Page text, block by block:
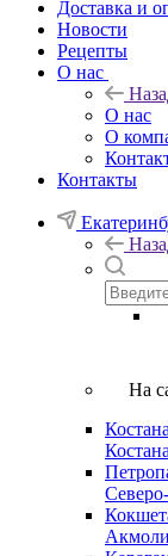
Доставка и
Новости
Рецепты
О нас
О нас
О
Контакты
На